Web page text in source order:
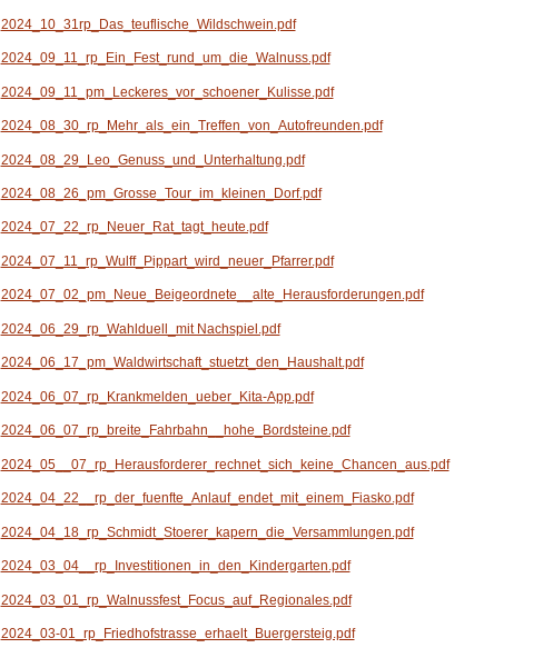
2024_10_31rp_Das_teuflische_Wildschwein.pdf
2024_09_11_rp_Ein_Fest_rund_um_die_Walnuss.pdf
2024_09_11_pm_Leckeres_vor_schoener_Kulisse.pdf
2024_08_30_rp_Mehr_als_ein_Treffen_von_Autofreunden.pdf
2024_08_29_Leo_Genuss_und_Unterhaltung.pdf
2024_08_26_pm_Grosse_Tour_im_kleinen_Dorf.pdf
2024_07_22_rp_Neuer_Rat_tagt_heute.pdf
2024_07_11_rp_Wulff_Pippart_wird_neuer_Pfarrer.pdf
2024_07_02_pm_Neue_Beigeordnete__alte_Herausforderungen.pdf
2024_06_29_rp_Wahlduell_mit Nachspiel.pdf
2024_06_17_pm_Waldwirtschaft_stuetzt_den_Haushalt.pdf
2024_06_07_rp_Krankmelden_ueber_Kita-App.pdf
2024_06_07_rp_breite_Fahrbahn__hohe_Bordsteine.pdf
2024_05__07_rp_Herausforderer_rechnet_sich_keine_Chancen_aus.pdf
2024_04_22__rp_der_fuenfte_Anlauf_endet_mit_einem_Fiasko.pdf
2024_04_18_rp_Schmidt_Stoerer_kapern_die_Versammlungen.pdf
2024_03_04__rp_Investitionen_in_den_Kindergarten.pdf
2024_03_01_rp_Walnussfest_Focus_auf_Regionales.pdf
2024_03-01_rp_Friedhofstrasse_erhaelt_Buergersteig.pdf